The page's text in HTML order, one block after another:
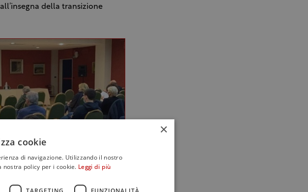
della transizione
×
cookie
di navigazione. Utilizzando il nostro
policy per i cookie. Leggi di più